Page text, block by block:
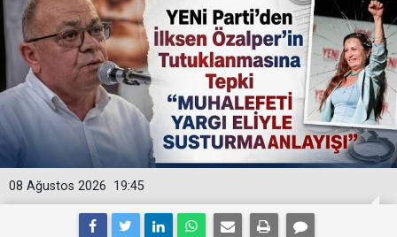
19:45
08 Ağustos 2026